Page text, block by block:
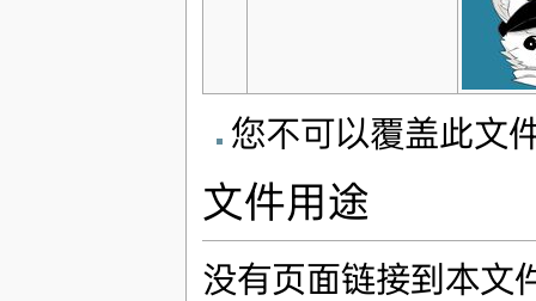
您不可以覆盖此文
文件用途
没有页面链接到本文